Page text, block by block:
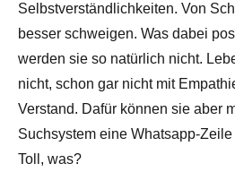
Selbstverständlichkeiten. Von
besser schweigen. Was dabei
werden sie so natürlich nicht.
nicht, schon gar nicht mit
Verstand. Dafür können sie aber
Suchsystem eine Whatsapp-
Toll, was?